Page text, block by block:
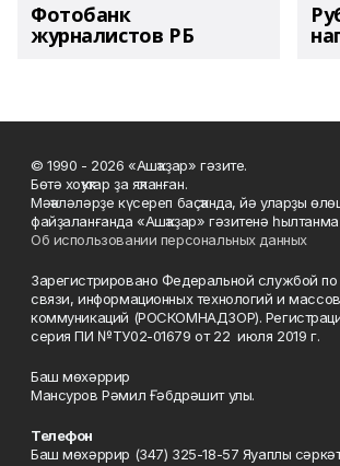
Фотобанк
журналистов РБ
© 1990 - 2026 «Ашҡаҙар» гәзите.
Бөтә хоҡуҡтар ҙа яҡланған.
Мәҡәләләрҙе күсереп баҫҡанда, йә уларҙы
файҙаланғанда «Ашҡаҙар» гәзитенә һылтанма
Об использовании персональных данных
Зарегистрировано Федеральной службой
связи, информационных технологий и
коммуникаций (РОСКОМНАДЗОР).
серия ПИ №ТУ02-01679 от 22 июля 2019 г.
Баш мөхәррир
Мансуров Рәмил Ғәбдрәшит улы.
Телефон
Баш мөхәррир (347) 325-18-57 Яуаплы